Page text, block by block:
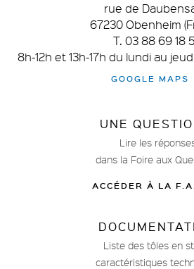
rue de
67230 Obenheim
T. 03 88 69 18
8h-12h et 13h-17h du lundi au
GOOGLE MAPS
UNE
Lire les
dans la Foire aux
ACCÉDER À LA
Liste des tôles en
caractéristiques